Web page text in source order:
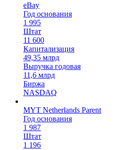
eBay
Год основания
1 995
Штат
11 600
Капитализация
49,35 млрд
Выручка годовая
11,6 млрд
Биржа
NASDAQ
MYT Netherlands Parent
Год основания
1 987
Штат
1 196